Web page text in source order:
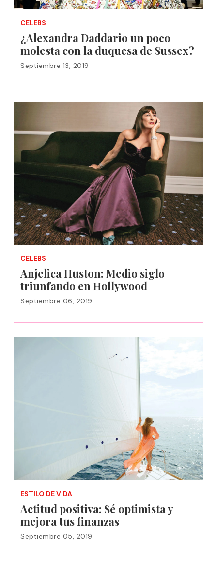
CELEBS
¿Alexandra Daddario un poco
molesta con la duquesa de Sussex?
Septiembre 13, 2019
CELEBS
Anjelica Huston: Medio siglo
triunfando en Hollywood
Septiembre 06, 2019
ESTILO DE VIDA
Actitud positiva: Sé optimista y
mejora tus finanzas
Septiembre 05, 2019